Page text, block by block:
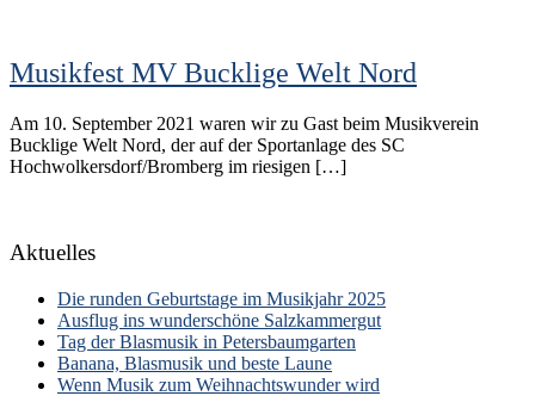
Musikfest MV Bucklige Welt Nord
Am 10. September 2021 waren wir zu Gast beim Musikverein
Bucklige Welt Nord, der auf der Sportanlage des SC
Hochwolkersdorf/Bromberg im riesigen […]
Aktuelles
Die runden Geburtstage im Musikjahr 2025
Ausflug ins wunderschöne Salzkammergut
Tag der Blasmusik in Petersbaumgarten
Banana, Blasmusik und beste Laune
Wenn Musik zum Weihnachtswunder wird